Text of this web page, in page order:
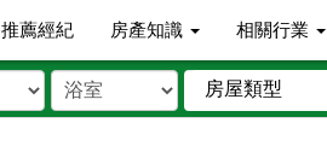
推薦經紀 房產知識 相關行業
房屋類型